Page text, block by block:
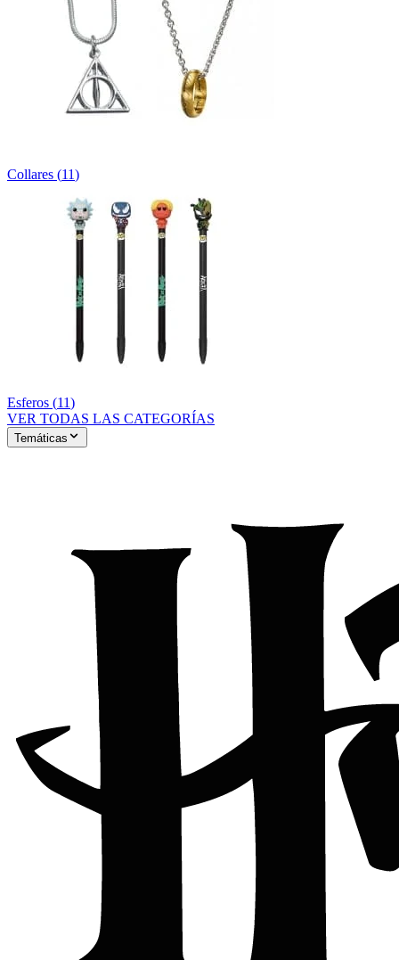
Collares (11)
Esferos (11)
VER TODAS LAS CATEGORÍAS
Temáticas